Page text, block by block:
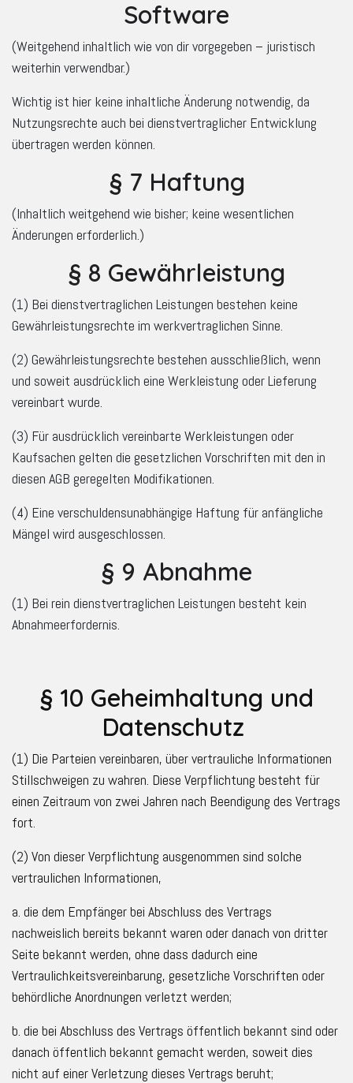
Software
(Weitgehend inhaltlich wie von dir vorgegeben – juristisch
weiterhin verwendbar.)
Wichtig ist hier keine inhaltliche Änderung notwendig, da
Nutzungsrechte auch bei dienstvertraglicher Entwicklung
übertragen werden können.
§ 7 Haftung
(Inhaltlich weitgehend wie bisher; keine wesentlichen
Änderungen erforderlich.)
§ 8 Gewährleistung
(1) Bei dienstvertraglichen Leistungen bestehen keine
Gewährleistungsrechte im werkvertraglichen Sinne.
(2) Gewährleistungsrechte bestehen ausschließlich, wenn
und soweit ausdrücklich eine Werkleistung oder Lieferung
vereinbart wurde.
(3) Für ausdrücklich vereinbarte Werkleistungen oder
Kaufsachen gelten die gesetzlichen Vorschriften mit den in
diesen AGB geregelten Modifikationen.
(4) Eine verschuldensunabhängige Haftung für anfängliche
Mängel wird ausgeschlossen.
§ 9 Abnahme
(1) Bei rein dienstvertraglichen Leistungen besteht kein
Abnahmeerfordernis.
§ 10 Geheimhaltung und
Datenschutz
(1) Die Parteien vereinbaren, über vertrauliche Informationen
Stillschweigen zu wahren. Diese Verpflichtung besteht für
einen Zeitraum von zwei Jahren nach Beendigung des Vertrags
fort.
(2) Von dieser Verpflichtung ausgenommen sind solche
vertraulichen Informationen,
a. die dem Empfänger bei Abschluss des Vertrags
nachweislich bereits bekannt waren oder danach von dritter
Seite bekannt werden, ohne dass dadurch eine
Vertraulichkeitsvereinbarung, gesetzliche Vorschriften oder
behördliche Anordnungen verletzt werden;
b. die bei Abschluss des Vertrags öffentlich bekannt sind oder
danach öffentlich bekannt gemacht werden, soweit dies
nicht auf einer Verletzung dieses Vertrags beruht;